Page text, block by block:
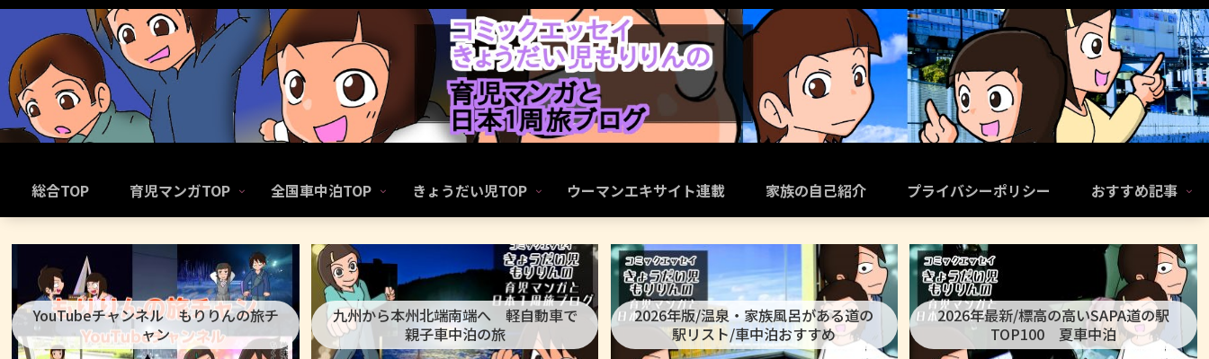
総合TOP 育児マンガTOP 全国車中泊TOP きょうだい児TOP ウーマンエキサイト連載 家族の自己紹介 プライバシーポリシー おすすめ記事
YouTubeチャンネル もりりんの旅チ
ャン
九州から本州北端南端へ 軽自動車で
親子車中泊の旅
2026年版/温泉・家族風呂がある道の
駅リスト/車中泊おすすめ
2026年最新/標高の高いSAPA道の駅
TOP100 夏車中泊